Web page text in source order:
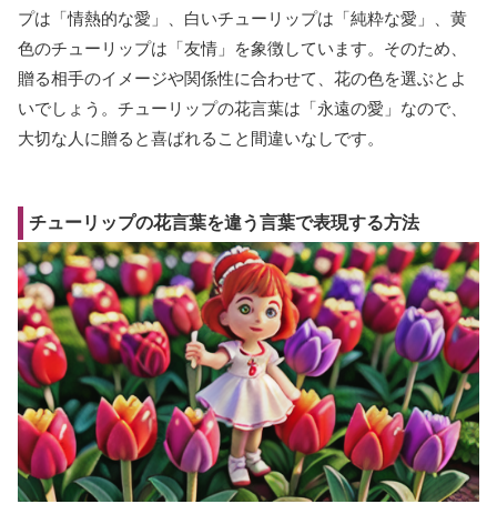
プは「情熱的な愛」、白いチューリップは「純粋な愛」、黄
色のチューリップは「友情」を象徴しています。そのため、
贈る相手のイメージや関係性に合わせて、花の色を選ぶとよ
いでしょう。チューリップの花言葉は「永遠の愛」なので、
大切な人に贈ると喜ばれること間違いなしです。
チューリップの花言葉を違う言葉で表現する方法